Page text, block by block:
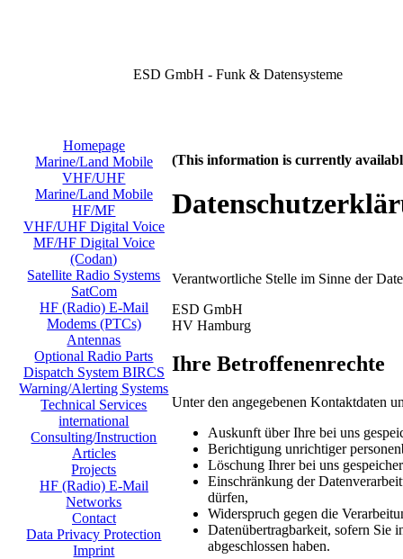
ESD GmbH - Funk & Datensysteme
Homepage
Marine/Land Mobile
VHF/UHF
Marine/Land Mobile
HF/MF
VHF/UHF Digital Voice
MF/HF Digital Voice
(Codan)
Satellite Radio Systems
SatCom
HF (Radio) E-Mail
Modems (PTCs)
Antennas
Optional Radio Parts
Dispatch System BIRCS
Warning/Alerting Systems
Technical Services
international
Consulting/Instruction
Articles
Projects
HF (Radio) E-Mail
Networks
Contact
Data Privacy Protection
Imprint
(This information is currently
Verantwortliche Stelle im Sinne der
ESD GmbH
HV Hamburg
Ihre Betroffenenrechte
Unter den angegebenen Kontaktdaten
Auskunft über Ihre bei uns
Berichtigung unrichtiger
Löschung Ihrer bei uns
Einschränkung der
dürfen,
Widerspruch gegen die
Datenübertragbarkeit, sofern Sie
abgeschlossen haben.